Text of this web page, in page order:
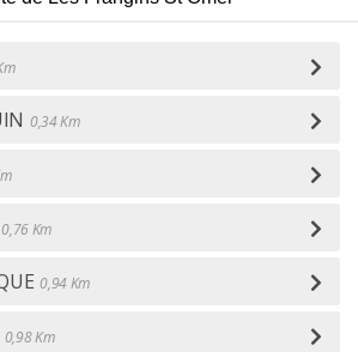
0,34 Km
0,76 Km
0,94 Km
0,98 Km